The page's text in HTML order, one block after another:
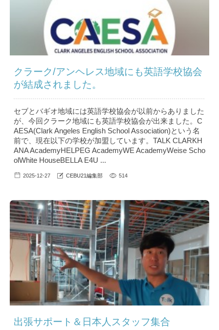
クラーク/アンヘレス地域にも英語学校協会
が結成されました。
セブとバギオ地域には英語学校協会が以前からありました
が、今回クラーク地域にも英語学校協会が出来ました。C
AESA(Clark Angeles English School Association)という名
前で、現在以下の学校が加盟しています。TALK CLARKH
ANA AcademyHELPEG AcademyWE AcademyWeise Scho
olWhite HouseBELLA E4U ...
2025-12-27 CEBU21編集部 514
出張サポート＆日本人スタッフ集合